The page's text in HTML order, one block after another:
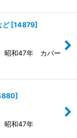
ど [14879]
昭和47年 カバー
]
昭和47年